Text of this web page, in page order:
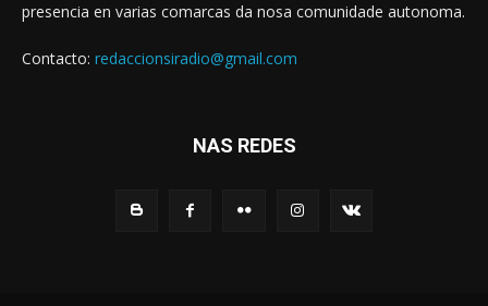
presencia en varias comarcas da nosa comunidade autonoma.
Contacto: redaccionsiradio@gmail.com
NAS REDES